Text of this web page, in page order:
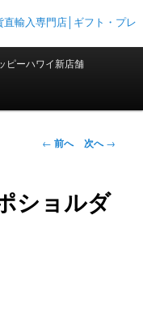
ピーハワイ新店舗
投
ゲ
← 前へ 次へ→
ショルダ